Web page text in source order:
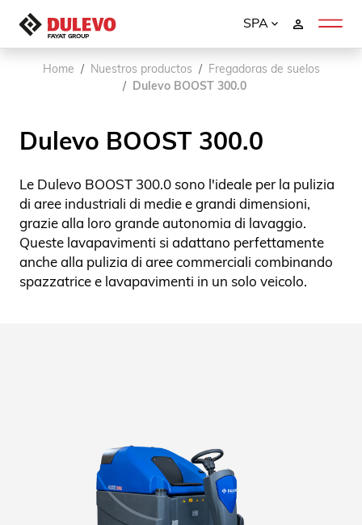
SPA
Home Nuestros productos
Fregadoras de suelos
Dulevo BOOST 300.0
Dulevo BOOST 300.0
Le Dulevo BOOST 300.0 sono l'ideale per la pulizia
di aree industriali di medie e grandi dimensioni,
grazie alla loro grande autonomia di lavaggio.
Queste lavapavimenti si adattano perfettamente
anche alla pulizia di aree commerciali combinando
spazzatrice e lavapavimenti in un solo veicolo.